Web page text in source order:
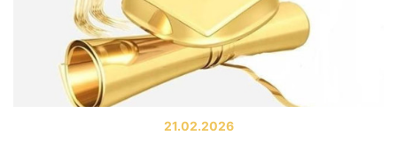
21.02.2026